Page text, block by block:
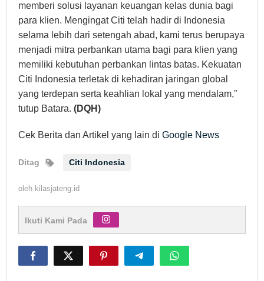
memberi solusi layanan keuangan kelas dunia bagi
para klien. Mengingat Citi telah hadir di Indonesia
selama lebih dari setengah abad, kami terus berupaya
menjadi mitra perbankan utama bagi para klien yang
memiliki kebutuhan perbankan lintas batas. Kekuatan
Citi Indonesia terletak di kehadiran jaringan global
yang terdepan serta keahlian lokal yang mendalam,”
tutup Batara. (DQH)
Cek Berita dan Artikel yang lain di Google News
Ditag Citi Indonesia
oleh kilasjateng.id
Ikuti Kami Pada